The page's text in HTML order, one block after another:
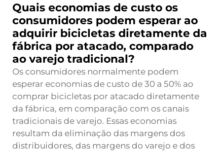
Quais economias de custo os
consumidores podem esperar ao
adquirir bicicletas diretamente da
fábrica por atacado, comparado
ao varejo tradicional?
Os consumidores normalmente podem
esperar economias de custo de 30 a 50% ao
comprar bicicletas por atacado diretamente
da fábrica, em comparação com os canais
tradicionais de varejo. Essas economias
resultam da eliminação das margens dos
distribuidores, das margens do varejo e dos